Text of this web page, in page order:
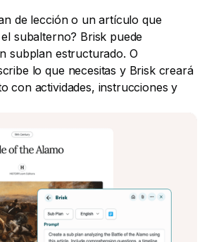
de lección o un artículo que
subalterno? Brisk puede
subplan estructurado. O
lo que necesitas y Brisk creará
con actividades, instrucciones y